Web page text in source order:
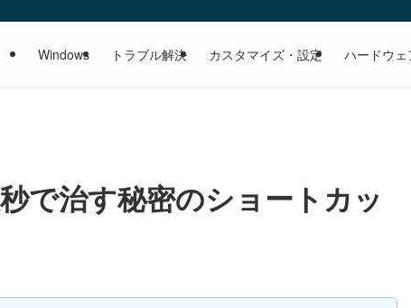
Windows トラブル解決 カスタマイズ・設定 ハードウェ
で治す秘密のショートカッ